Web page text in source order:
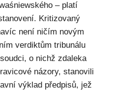
– platí
Kritizovaný
není ničím novým
verdiktům tribunálu
o nichž zdaleka
názory, stanovili
výklad předpisů, jež